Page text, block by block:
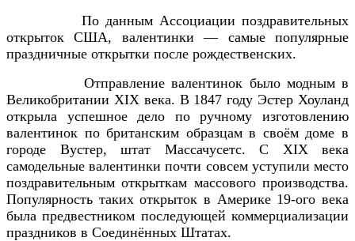
По данным Ассоциации поздравительных
открыток США, валентинки — самые популярные
праздничные открытки после рождественских.
Отправление валентинок было модным в
Великобритании XIX века. В 1847 году Эстер Хоуланд
открыла успешное дело по ручному изготовлению
валентинок по британским образцам в своём доме в
городе Вустер, штат Массачусетс. С XIX века
самодельные валентинки почти совсем уступили место
поздравительным открыткам массового производства.
Популярность таких открыток в Америке 19-ого века
была предвестником последующей коммерциализации
праздников в Соединённых Штатах.